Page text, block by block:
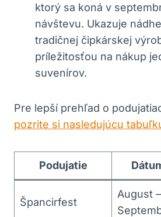
ktorý sa koná v
návštevu. Ukazuje
tradičnej čipkárskej
príležitosťou na nákup
suvenírov.
Pre lepší prehľad o
pozrite si nasledujúcu
Podujatie
Špancirfest
August –